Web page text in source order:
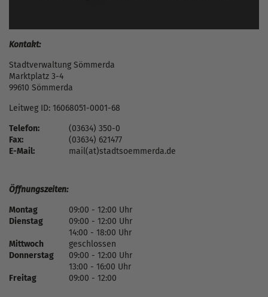
Kontakt:
Stadtverwaltung Sömmerda
Marktplatz 3-4
99610 Sömmerda
Leitweg ID: 16068051-0001-68
Telefon:
(03634) 350-0
Fax:
(03634) 621477
E-Mail:
mail(at)stadtsoemmerda.de
Öffnungszeiten:
Montag
09:00 - 12:00 Uhr
Dienstag
09:00 - 12:00 Uhr
14:00 - 18:00 Uhr
Mittwoch
geschlossen
Donnerstag
09:00 - 12:00 Uhr
13:00 - 16:00 Uhr
Freitag
09:00 - 12:00